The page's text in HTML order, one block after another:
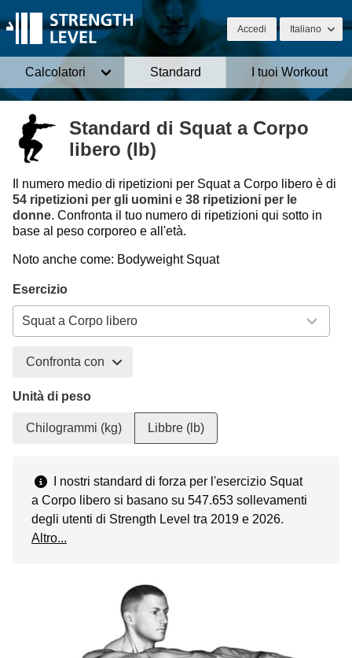
Accedi Italiano
Calcolatori Standard I tuoi Workout
Standard di Squat a Corpo
libero (lb)
Il numero medio di ripetizioni per Squat a Corpo libero è di
54 ripetizioni per gli uomini e 38 ripetizioni per le
donne. Confronta il tuo numero di ripetizioni qui sotto in
base al peso corporeo e all'età.
Noto anche come: Bodyweight Squat
Esercizio
Confronta con
Unità di peso
Chilogrammi (kg) Libbre (lb)
I nostri standard di forza per l'esercizio Squat
a Corpo libero si basano su 547.653 sollevamenti
degli utenti di Strength Level tra 2019 e 2026.
Altro...